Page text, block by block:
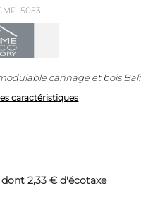
5053
cannage et bois Bali
caractéristiques
dont 2,33 € d'écotaxe